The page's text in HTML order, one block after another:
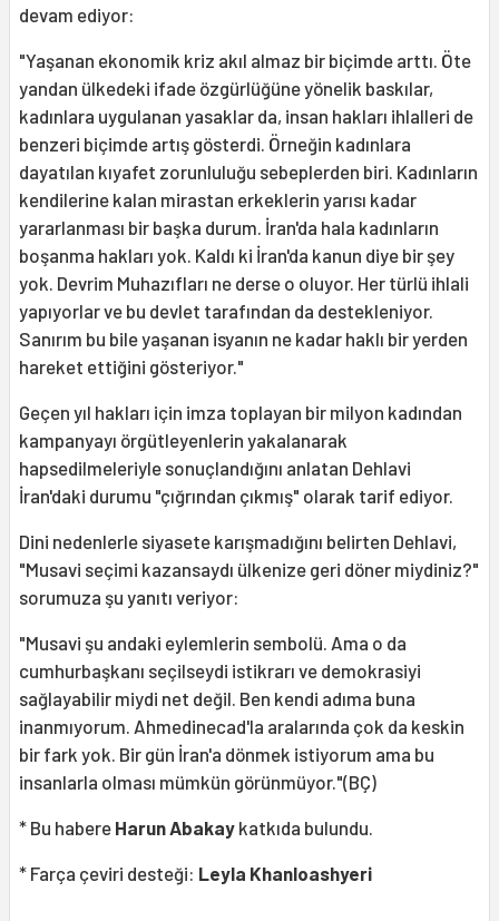
devam ediyor:
"Yaşanan ekonomik kriz akıl almaz bir biçimde arttı. Öte
yandan ülkedeki ifade özgürlüğüne yönelik baskılar,
kadınlara uygulanan yasaklar da, insan hakları ihlalleri de
benzeri biçimde artış gösterdi. Örneğin kadınlara
dayatılan kıyafet zorunluluğu sebeplerden biri. Kadınların
kendilerine kalan mirastan erkeklerin yarısı kadar
yararlanması bir başka durum. İran'da hala kadınların
boşanma hakları yok. Kaldı ki İran'da kanun diye bir şey
yok. Devrim Muhazıfları ne derse o oluyor. Her türlü ihlali
yapıyorlar ve bu devlet tarafından da destekleniyor.
Sanırım bu bile yaşanan isyanın ne kadar haklı bir yerden
hareket ettiğini gösteriyor."
Geçen yıl hakları için imza toplayan bir milyon kadından
kampanyayı örgütleyenlerin yakalanarak
hapsedilmeleriyle sonuçlandığını anlatan Dehlavi
İran'daki durumu "çığrından çıkmış" olarak tarif ediyor.
Dini nedenlerle siyasete karışmadığını belirten Dehlavi,
"Musavi seçimi kazansaydı ülkenize geri döner miydiniz?"
sorumuza şu yanıtı veriyor:
"Musavi şu andaki eylemlerin sembolü. Ama o da
cumhurbaşkanı seçilseydi istikrarı ve demokrasiyi
sağlayabilir miydi net değil. Ben kendi adıma buna
inanmıyorum. Ahmedinecad'la aralarında çok da keskin
bir fark yok. Bir gün İran'a dönmek istiyorum ama bu
insanlarla olması mümkün görünmüyor."(BÇ)
* Bu habere Harun Abakay katkıda bulundu.
* Farça çeviri desteği: Leyla Khanloashyeri